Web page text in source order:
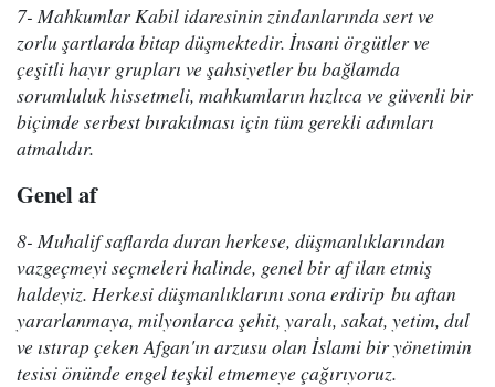
7- Mahkumlar Kabil idaresinin zindanlarında sert ve
zorlu şartlarda bitap düşmektedir. İnsani örgütler ve
çeşitli hayır grupları ve şahsiyetler bu bağlamda
sorumluluk hissetmeli, mahkumların hızlıca ve güvenli bir
biçimde serbest bırakılması için tüm gerekli adımları
atmalıdır.
Genel af
8- Muhalif saflarda duran herkese, düşmanlıklarından
vazgeçmeyi seçmeleri halinde, genel bir af ilan etmiş
haldeyiz. Herkesi düşmanlıklarını sona erdirip bu aftan
yararlanmaya, milyonlarca şehit, yaralı, sakat, yetim, dul
ve ıstırap çeken Afgan'ın arzusu olan İslami bir yönetimin
tesisi önünde engel teşkil etmemeye çağırıyoruz.